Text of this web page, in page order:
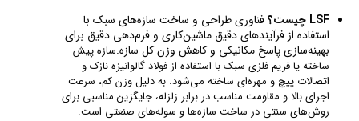
LSF چیست؟
فناوری طراحی و ساخت سازه‌های سبک با
استفاده از فرآیندهای دقیق ماشین‌کاری و فرم‌دهی دقیق برای
بهینه‌سازی پاسخ مکانیکی و کاهش وزن کل سازه.سازه پیش
ساخته یا فریم فلزی سبک با استفاده از فولاد گالوانیزه نازک و
اتصالات پیچ‌ و‌ مهره‌ای ساخته می‌شود. به دلیل وزن کم، سرعت
اجرای بالا و مقاومت مناسب در برابر زلزله، جایگزین مناسبی برای
روش‌های سنتی در ساخت سازه‌ها و سوله‌های صنعتی است.